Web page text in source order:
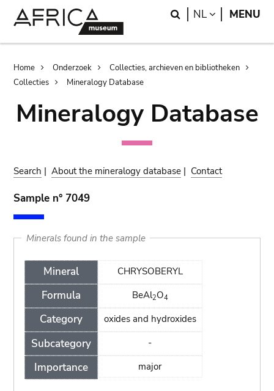
Search
NL LANGUAGE
MENU
Breadcrumb
Home Onderzoek
Collecties, archieven en bibliotheken
Collecties
Mineralogy Database
Mineralogy Database
Search |About the mineralogy database | Contact
Sample n° 7049
Minerals found in the sample
Mineral
Formula
Category
Subcategory
Importance
CHRYSOBERYL
BeAl2O4
oxides and hydroxides
-
major